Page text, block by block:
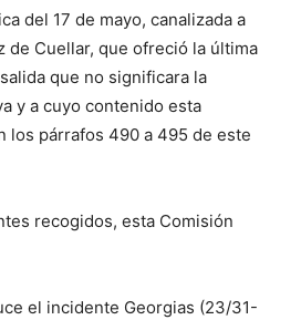
del 17 de mayo, canalizada a
de Cuellar, que ofreció la última
que no significara la
y a cuyo contenido esta
los párrafos 490 a 495 de este
recogidos, esta Comisión
el incidente Georgias (23/31-